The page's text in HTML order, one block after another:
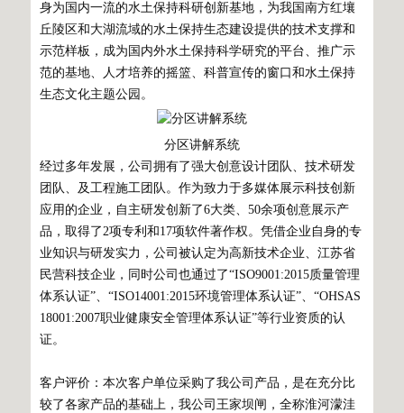
身为国内一流的水土保持科研创新基地，为我国南方红壤
丘陵区和大湖流域的水土保持生态建设提供的技术支撑和
示范样板，成为国内外水土保持科学研究的平台、推广示
范的基地、人才培养的摇篮、科普宣传的窗口和水土保持
生态文化主题公园。
分区讲解系统
经过多年发展，公司拥有了强大创意设计团队、技术研发
团队、及工程施工团队。作为致力于多媒体展示科技创新
应用的企业，自主研发创新了6大类、50余项创意展示产
品，取得了2项专利和17项软件著作权。凭借企业自身的专
业知识与研发实力，公司被认定为高新技术企业、江苏省
民营科技企业，同时公司也通过了“ISO9001:2015质量管理
体系认证”、“ISO14001:2015环境管理体系认证”、“OHSAS
18001:2007职业健康安全管理体系认证”等行业资质的认
证。
客户评价：本次客户单位采购了我公司产品，是在充分比
较了各家产品的基础上，我公司王家坝闸，全称淮河濛洼